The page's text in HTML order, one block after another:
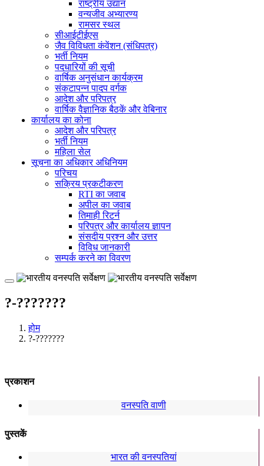
राष्ट्रीय उद्यान
वन्यजीव अभ्यारण्य
रामसर स्थल
सीआईटीईएस
जैव विविधता कंवेंशन (संधिपत्र)
भर्ती नियम
पदधारियों की सूची
वार्षिक अनुसंधान कार्यक्रम
संकटापन्न पादप वर्गक
आदेश और परिपत्र
वार्षिक वैज्ञानिक बैठकें और वेबिनार
कार्यालय का कोना
आदेश और परिपत्र
भर्ती नियम
महिला सेल
सूचना का अधिकार अधिनियम
परिचय
सक्रिय प्रकटीकरण
RTI का जवाब
अपील का जवाब
तिमाही रिटर्न
परिपत्र और कार्यालय ज्ञापन
संसदीय प्रश्न और उत्तर
विविध जानकारी
सम्पर्क करने का विवरण
?-???????
होम
?-???????
प्रकाशन
वनस्पति वाणी
पुस्तकें
भारत की वनस्पतियां